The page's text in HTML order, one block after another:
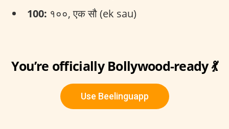
100: १००, एक सौ (ek sau)
You’re officially Bollywood-ready 💃
Use Beelinguapp